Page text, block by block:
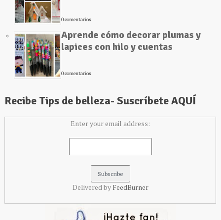
0 comentarios
Aprende cómo decorar plumas y
lapices con hilo y cuentas
0 comentarios
Recibe Tips de belleza- Suscríbete AQUÍ
Enter your email address:
Delivered by FeedBurner